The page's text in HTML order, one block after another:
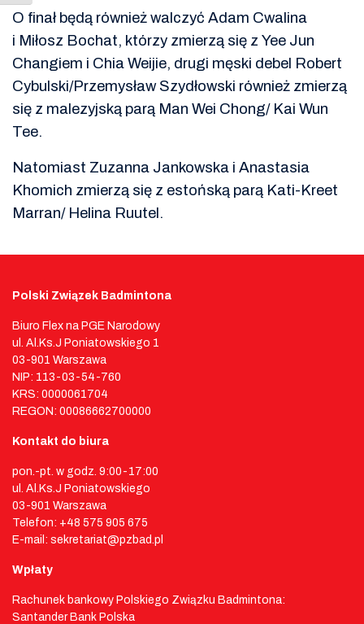
O finał będą również walczyć Adam Cwalina
i Miłosz Bochat, którzy zmierzą się z Yee Jun
Changiem i Chia Weijie, drugi męski debel Robert
Cybulski/Przemysław Szydłowski również zmierzą
się z malezyjską parą Man Wei Chong/ Kai Wun
Tee.
Natomiast Zuzanna Jankowska i Anastasia
Khomich zmierzą się z estońską parą Kati-Kreet
Marran/ Helina Ruutel.
Polski Związek Badmintona
Biuro Flex na PGE Narodowy
ul. Al.Ks.J Poniatowskiego 1
03-901 Warszawa
NIP: 113-03-54-760
KRS: 0000061704
REGON: 00086662700000
Kontakt do biura
pon.-pt. w godz. 9:00-17:00
ul. Al.Ks.J Poniatowskiego
03-901 Warszawa
Telefon: +48 575 905 675
E-mail: sekretariat@pzbad.pl
Wpłaty
Rachunek bankowy Polskiego Związku Badmintona:
Santander Bank Polska